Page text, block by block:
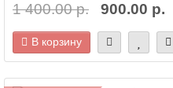
1 400.00 р. 900.00 р.
В корзину